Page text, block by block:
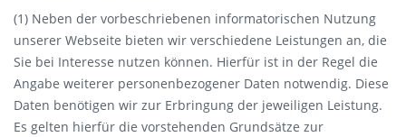
(1) Neben der vorbeschriebenen informatorischen Nutzung
unserer Webseite bieten wir verschiedene Leistungen an, die
Sie bei Interesse nutzen können. Hierfür ist in der Regel die
Angabe weiterer personenbezogener Daten notwendig. Diese
Daten benötigen wir zur Erbringung der jeweiligen Leistung.
Es gelten hierfür die vorstehenden Grundsätze zur